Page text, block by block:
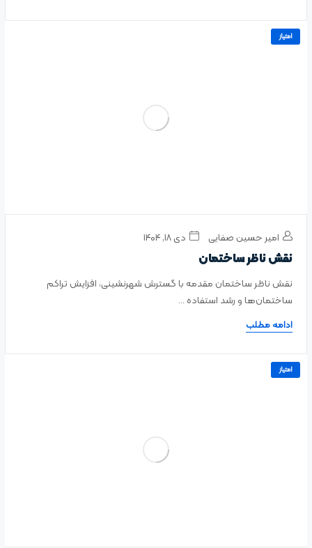
امتیاز
امیر حسین صفایی دی ۱۸, ۱۴۰۴
نقش ناظر ساختمان
نقش ناظر ساختمان مقدمه با گسترش شهرنشینی، افزایش تراکم
ساختمان‌ها و رشد استفاده ...
ادامه مطلب
امتیاز